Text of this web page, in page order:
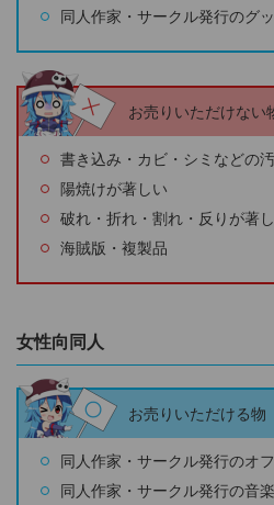
同人作家・サークル発行のグ
お売りいただけない
書き込み・カビ・シミなどの
陽焼けが著しい
破れ・折れ・割れ・反りが著
海賊版・複製品
女性向同人
お売りいただける物
同人作家・サークル発行のオ
同人作家・サークル発行の音